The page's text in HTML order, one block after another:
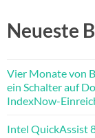
Neueste
Vier Monate von
ein Schalter auf
IndexNow-
Intel QuickAssist